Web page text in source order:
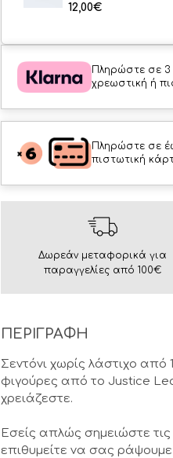
12,00€
Πληρώστε σε 3
χρεωστική ή
Πληρώστε σε
πιστωτική
Δωρεάν μεταφορικά για
παραγγελίες από 100€
ΠΕΡΙΓΡΑΦΗ
Σεντόνι χωρίς λάστιχο
φιγούρες από το Justice
χρειάζεστε.
Εσείς απλώς σημειώστε
επιθυμείτε να σας